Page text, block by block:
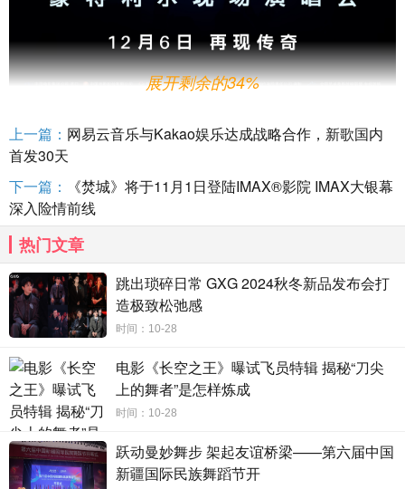
电影以出色的现场收音技术完整记录下皇后乐队于1981年在
加拿大蒙特利尔举办的两场盛大演唱会，自问世以来即被乐迷观
众视为经典之作，此次更将以 IMAX倍加惊艳的音画表现焕新亮
相。藉由震撼强劲的音响系统、高清高亮的画质、深度沉浸的影
院环境，为观众带来身临其境般的演唱会前排体验，
默丘里与布莱恩
曲。
此次《皇后乐队蒙特利尔现场演唱会》的上映，也是
院“改造”成演唱会现场，彰显出IMAX在更多元内容领域绽放的
不同凡响的声光魅力。12月6日，观众将以深度沉浸的方式加入
这场跨越时空的奇妙邂逅和音乐狂欢，
场的震撼与感动
电影《皇后乐队蒙特利尔现场演唱会》由英国默丘里工作
展开剩余的34%
上一篇： 网易云音乐与Kakao娱乐达成战略合作，新歌国内
首发30天
下一篇：
《焚城》将于11月1日登陆IMAX®影院 IMAX大银幕
深入险情前线
热门文章
跳出琐碎日常 GXG 2024秋冬新品发布会打
造极致松弛感
时间：10-28
电影《长空之王》曝试飞员特辑 揭秘“刀尖
上的舞者”是怎样炼成
时间：10-28
跃动曼妙舞步 架起友谊桥梁——第六届中国
新疆国际民族舞蹈节开